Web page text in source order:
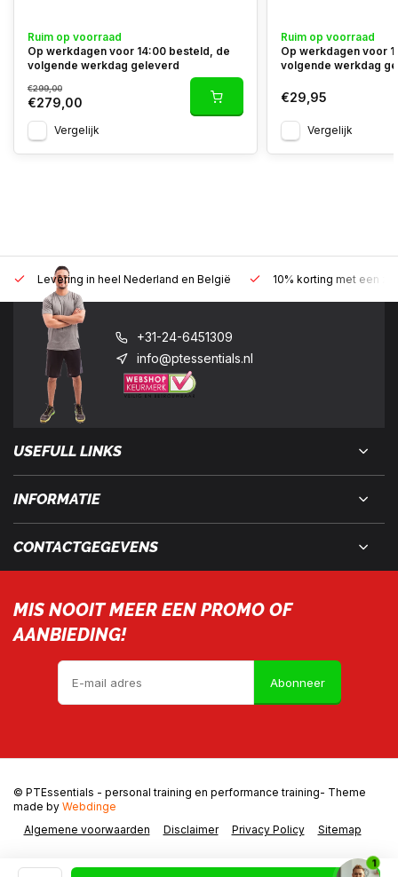
Ruim op voorraad
Op werkdagen voor 14:00 besteld, de
volgende werkdag geleverd
€299,00
€279,00
Vergelijk
Ruim op voorraad
Op werkdagen voor
volgende werkdag
€29,95
Vergelijk
Levering in heel Nederland en België 10% korting met een
+31-24-6451309
info@ptessentials.nl
USEFULL LINKS
INFORMATIE
CONTACTGEGEVENS
MIS NOOIT MEER EEN PROMO OF
AANBIEDING!
Abonneer
Algemene voorwaarden Disclaimer Privacy Policy Sitemap
© PTEssentials - personal training en performance training- Theme
made by Webdinge
1